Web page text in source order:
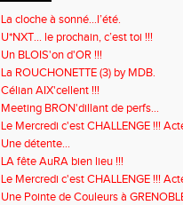
La cloche à sonné…l’été.
U*NXT... le prochain, c’est toi !!!
Un BLOIS'on d'OR !!!
La ROUCHONETTE (3) by MDB.
Célian AIX'cellent !!!
Meeting BRON'dillant de perfs...
Le Mercredi c'est CHALLENGE !!!
Une détente...
LA fête AuRA bien lieu !!!
Le Mercredi c'est CHALLENGE !!!
Une Pointe de Couleurs à